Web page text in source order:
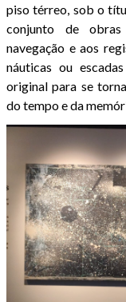
piso térreo, sob o
conjunto de
navegação e aos
náuticas ou
original para se
do tempo e da